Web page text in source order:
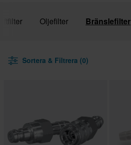
Oljefilter Bränslefilter
Sortera & Filtrera (0)